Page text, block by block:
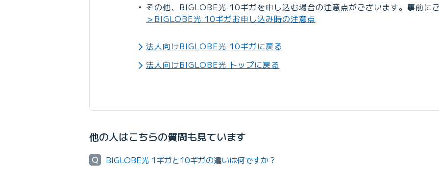
その他、BIGLOBE光 10ギガを申し込む場合の注意点がございます。事前に
＞BIGLOBE光 10ギガお申し込み時の注意点
法人向けBIGLOBE光 10ギガに戻る
法人向けBIGLOBE光 トップに戻る
他の人はこちらの質問も見ています
Q
BIGLOBE光 1ギガと10ギガの違いは何ですか？